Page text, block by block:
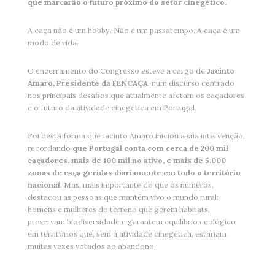
que marcarão o futuro próximo do setor cinegético.
A caça não é um hobby. Não é um passatempo. A caça é um
modo de vida.
O encerramento do Congresso esteve a cargo de Jacinto
Amaro, Presidente da FENCAÇA, num discurso centrado
nos principais desafios que atualmente afetam os caçadores
e o futuro da atividade cinegética em Portugal.
Foi desta forma que Jacinto Amaro iniciou a sua intervenção,
recordando que Portugal conta com cerca de 200 mil
caçadores, mais de 100 mil no ativo, e mais de 5.000
zonas de caça geridas diariamente em todo o território
nacional. Mas, mais importante do que os números,
destacou as pessoas que mantêm vivo o mundo rural:
homens e mulheres do terreno que gerem habitats,
preservam biodiversidade e garantem equilíbrio ecológico
em territórios que, sem a atividade cinegética, estariam
muitas vezes votados ao abandono.